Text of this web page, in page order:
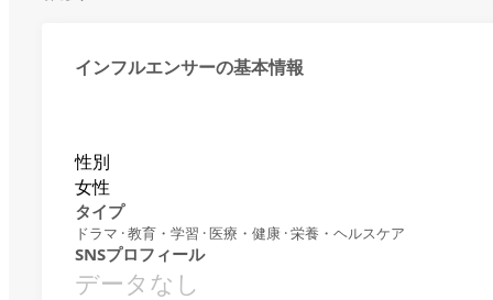
インフルエンサーの基本情報
性別
女性
タイプ
ドラマ · 教育・学習 · 医療・健康 · 栄養・ヘルスケア
SNSプロフィール
データなし